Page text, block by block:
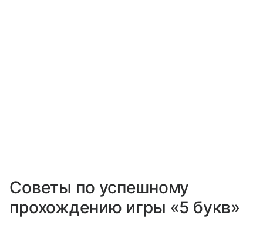
Советы по успешному
прохождению игры «5 букв»